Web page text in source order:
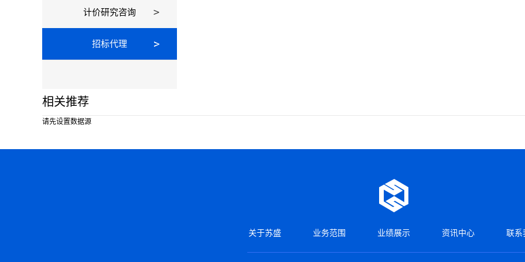
计价研究咨询
招标代理
相关推荐
请先设置数据源
关于苏盛 业务范围 业绩展示 资讯中心 联系